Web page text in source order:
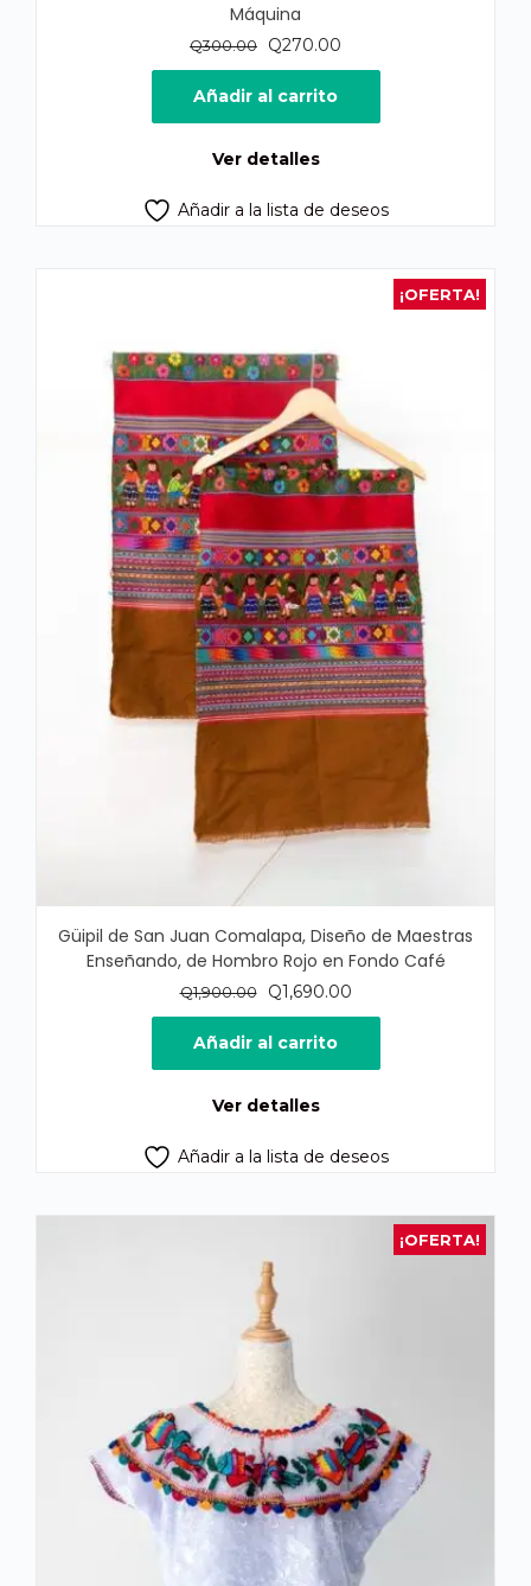
Máquina
Q300.00
El
precio
original
era:
Q270.00
precio
es:
Añadir al carrito
Ver detalles
Añadir a la lista de deseos
¡OFERTA!
Güipil de San Juan Comalapa, Diseño de Maestras
Enseñando, de Hombro Rojo en Fondo Café
Q1,900.00
El
precio
original
Q1,690.00El
precio
Añadir al carrito
Ver detalles
Añadir a la lista de deseos
¡OFERTA!